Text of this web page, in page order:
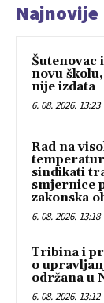
Najnovije
Šutenovac
novu
nije izdata
6. 08. 2026. 13:23
Rad na
sindikati
smjernice
zakonska
6. 08. 2026. 13:18
Tribina i
o
održana u
6. 08. 2026. 13:12